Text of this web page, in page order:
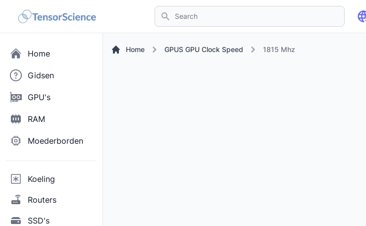
Search
Home
Gidsen
GPU's
RAM
Moederborden
Koeling
Routers
SSD's
Home GPUS GPU Clock Speed 1815 Mhz